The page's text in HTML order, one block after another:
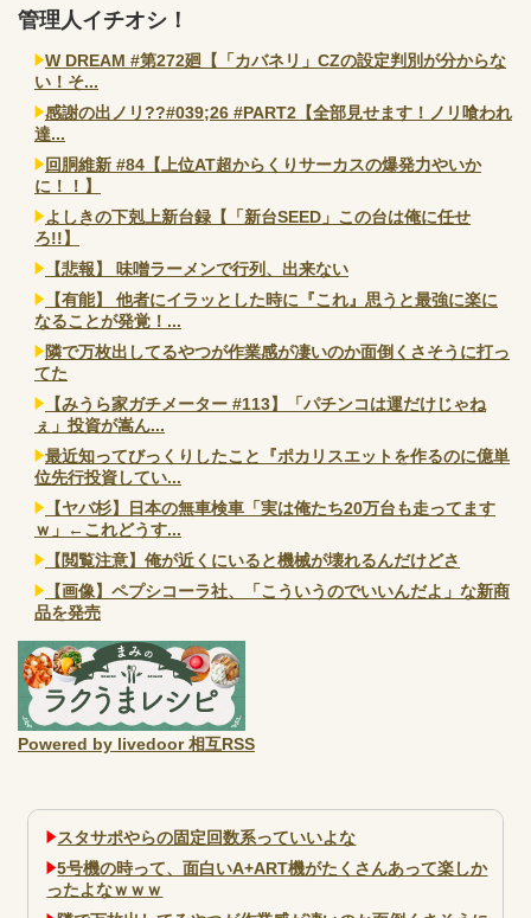
管理人イチオシ！
W DREAM #第272廻【「カバネリ」CZの設定判別が分からな
い！そ...
感謝の出ノリ??#039;26 #PART2【全部見せます！ノリ喰われ
達...
回胴維新 #84【上位AT超からくりサーカスの爆発力やいか
に！！】
よしきの下剋上新台録【「新台SEED」この台は俺に任せ
ろ!!】
【悲報】 味噌ラーメンで行列、出来ない
【有能】 他者にイラッとした時に『これ』思うと最強に楽に
なることが発覚！...
隣で万枚出してるやつが作業感が凄いのか面倒くさそうに打っ
てた
【みうら家ガチメーター #113】「パチンコは運だけじゃね
ぇ」投資が嵩ん...
最近知ってびっくりしたこと『ポカリスエットを作るのに億単
位先行投資してい...
【ヤバ杉】日本の無車検車「実は俺たち20万台も走ってます
ｗ」←これどうす...
【閲覧注意】俺が近くにいると機械が壊れるんだけどさ
【画像】ペプシコーラ社、「こういうのでいいんだよ」な新商
品を発売
Powered by livedoor 相互RSS
スタサポやらの固定回数系っていいよな
5号機の時って、面白いA+ART機がたくさんあって楽しか
ったよなｗｗｗ